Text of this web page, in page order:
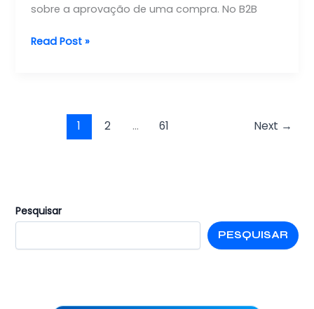
sobre a aprovação de uma compra. No B2B
Como
acelerar
negócios
Read Post »
1 2 … 61 Next →
Pesquisar
PESQUISAR